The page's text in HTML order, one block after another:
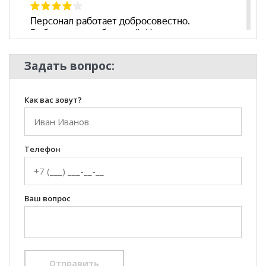
Задать вопрос:
Как вас зовут?
Телефон
Ваш вопрос
Отправить